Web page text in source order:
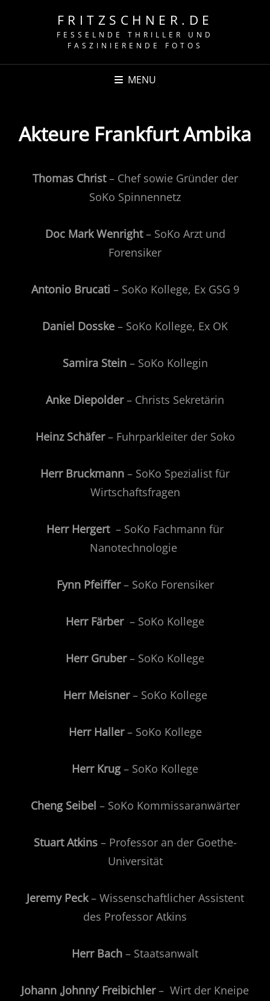
FRITZSCHNER.DE
FESSELNDE THRILLER UND
FASZINIERENDE FOTOS
MENU
Akteure Frankfurt Ambika
Thomas Christ– Chef sowie Gründer der
SoKo Spinnennetz
Doc Mark Wenright– SoKo Arzt und
Forensiker
Antonio Brucati – SoKo Kollege, Ex GSG 9
Daniel Dosske – SoKo Kollege, Ex OK
Samira Stein– SoKo Kollegin
Anke Diepolder– Christs Sekretärin
Heinz Schäfer– Fuhrparkleiter der Soko
Herr Bruckmann – SoKo Spezialist für
Wirtschaftsfragen
Herr Hergert– SoKo Fachmann für
Nanotechnologie
Fynn Pfeiffer– SoKo Forensiker
Herr Färber– SoKo Kollege
Herr Gruber– SoKo Kollege
Herr Meisner– SoKo Kollege
Herr Haller– SoKo Kollege
Herr Krug– SoKo Kollege
Cheng Seibel – SoKo Kommissaranwärter
Stuart Atkins– Professor an der Goethe-
Universität
Jeremy Peck– Wissenschaftlicher Assistent
des Professor Atkins
Herr Bach – Staatsanwalt
Johann ‚Johnny’ Freibichler– Wirt der Kneipe